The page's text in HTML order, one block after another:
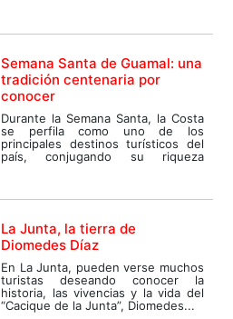
Semana Santa de Guamal: una
tradición centenaria por
conocer
Durante la Semana Santa, la Costa
se perfila como uno de los
principales destinos turísticos del
país, conjugando su riqueza
La Junta, la tierra de
Diomedes Díaz
En La Junta, pueden verse muchos
turistas deseando conocer la
historia, las vivencias y la vida del
“Cacique de la Junta”, Diomedes...